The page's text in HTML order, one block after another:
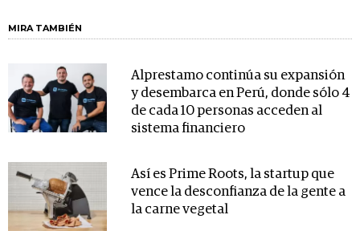
MIRA TAMBIÉN
Alprestamo continúa su expansión
y desembarca en Perú, donde sólo 4
de cada 10 personas acceden al
sistema financiero
Así es Prime Roots, la startup que
vence la desconfianza de la gente a
la carne vegetal